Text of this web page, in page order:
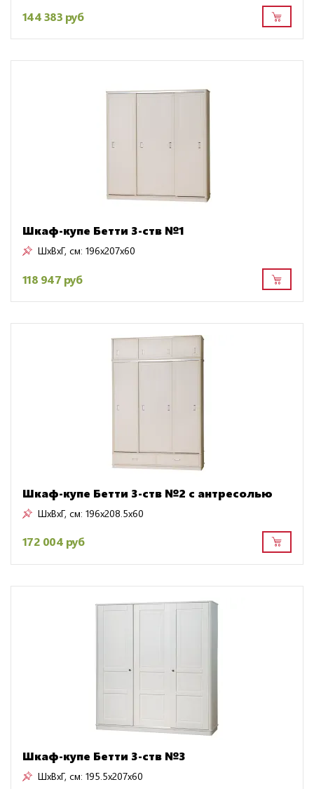
144 383 руб
Шкаф-купе Бетти 3-ств №1
ШxВxГ, см: 196x207x60
118 947 руб
Шкаф-купе Бетти 3-ств №2 с антресолью
ШxВxГ, см: 196x208.5x60
172 004 руб
Шкаф-купе Бетти 3-ств №3
ШxВxГ, см: 195.5x207x60